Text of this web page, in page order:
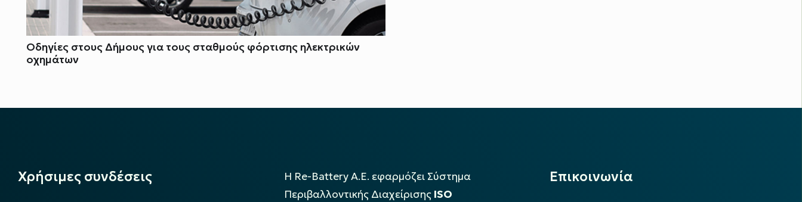
Οδηγίες στους Δήμους για τους σταθμούς φόρτισης ηλεκτρικών
οχημάτων
Χρήσιμες συνδέσεις
Η Re-Battery Α.Ε. εφαρμόζει Σύστημα
Περιβαλλοντικής Διαχείρισης ISO
Επικοινωνία